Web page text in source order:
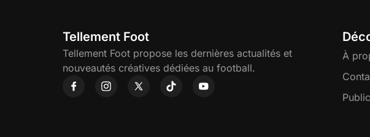
Tellement Foot
Tellement Foot propose les dernières actualités et
nouveautés créatives dédiées au football.
À